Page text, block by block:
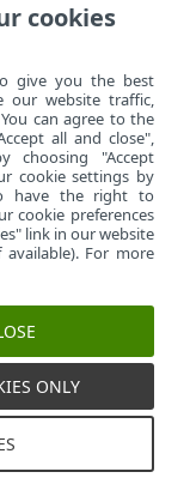
공급자> 제
쿠키 관리
cookies
give you the best
our website traffic,
can agree to the
all and close",
choosing "Accept
cookie settings by
have the right to
cookie preferences
link in our website
For more
ONLY